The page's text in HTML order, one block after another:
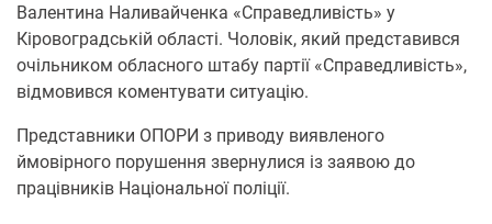
Валентина Наливайченка «Справедливість» у
Кіровоградській області. Чоловік, який представився
очільником обласного штабу партії «Справедливість»,
відмовився коментувати ситуацію.
Представники ОПОРИ з приводу виявленого
ймовірного порушення звернулися із заявою до
працівників Національної поліції.